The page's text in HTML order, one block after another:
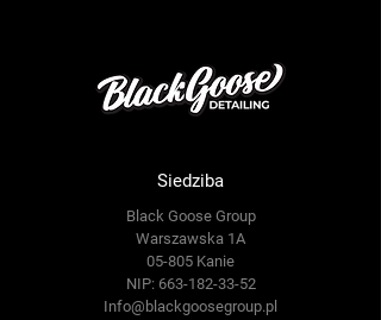
Siedziba
Black Goose Group
Warszawska 1A
05-805 Kanie
NIP: 663-182-33-52
Info@blackgoosegroup.pl